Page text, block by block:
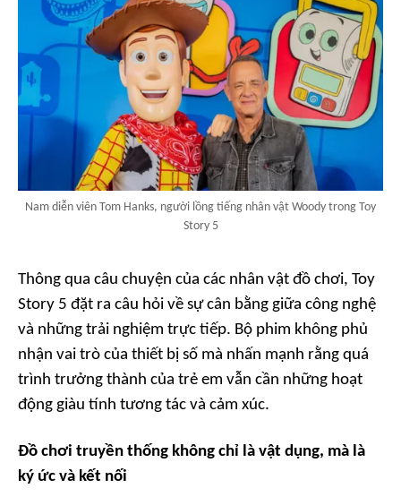
Nam diễn viên Tom Hanks, người lồng tiếng nhân vật Woody trong Toy
Story 5
Thông qua câu chuyện của các nhân vật đồ chơi, Toy
Story 5 đặt ra câu hỏi về sự cân bằng giữa công nghệ
và những trải nghiệm trực tiếp. Bộ phim không phủ
nhận vai trò của thiết bị số mà nhấn mạnh rằng quá
trình trưởng thành của trẻ em vẫn cần những hoạt
động giàu tính tương tác và cảm xúc.
Đồ chơi truyền thống không chỉ là vật dụng, mà là
ký ức và kết nối